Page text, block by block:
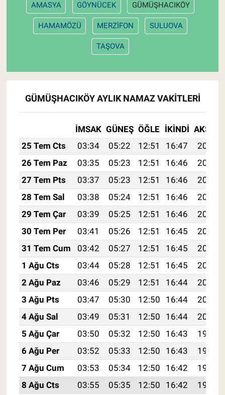
AMASYA GÖYNÜCEK GÜMÜŞHACIKÖY
HAMAMÖZÜ MERZİFON SULUOVA
TAŞOVA
GÜMÜŞHACIKÖY AYLIK NAMAZ VAKITLERI
İMSAK GÜNEŞ ÖĞLE İKINDI AKŞAM
25 Tem Cts
03:34 05:22 12:51 16:47
20:10
26 Tem Paz
03:35 05:23 12:51 16:46
20:09
27 Tem Pts
03:37 05:23 12:51 16:46
20:08
28 Tem Sal
03:38 05:24 12:51 16:46
20:07
29 Tem Çar
03:39 05:25 12:51 16:46
20:06
30 Tem Per
03:41 05:26 12:51 16:45
20:05
31 Tem Cum
03:42 05:27 12:51 16:45
20:04
1 Ağu Cts
03:44 05:28 12:51 16:45
20:03
2 Ağu Paz
03:46 05:29 12:51 16:44
20:02
3 Ağu Pts
03:47 05:30 12:50 16:44
20:01
4 Ağu Sal
03:49 05:31 12:50 16:44
20:00
5 Ağu Çar
03:50 05:32 12:50 16:43
19:59
6 Ağu Per
03:52 05:33 12:50 16:43
19:57
7 Ağu Cum
03:53 05:34 12:50 16:42
19:56
8 Ağu Cts
03:55 05:35 12:50 16:42
19:55